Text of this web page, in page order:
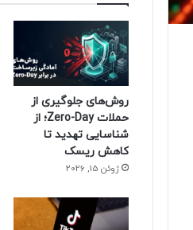
روش‌های جلوگیری از
حملات Zero-Day؛ از
شناسایی تهدید تا
کاهش ریسک
ژوئن 15, 2026